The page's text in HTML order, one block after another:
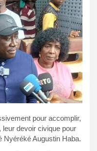
pour accomplir,
devoir civique pour
Nyéréké Augustin Haba.